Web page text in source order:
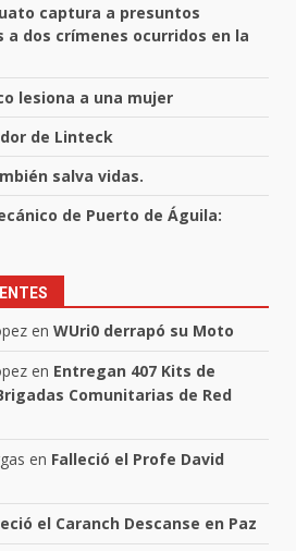
captura a presuntos
a dos crímenes ocurridos en la
lesiona a una mujer
de Linteck
salva vidas.
de Puerto de Águila:
en WUri0 derrapó su Moto
en Entregan 407 Kits de
Comunitarias de Red
en Falleció el Profe David
el Caranch Descanse en Paz